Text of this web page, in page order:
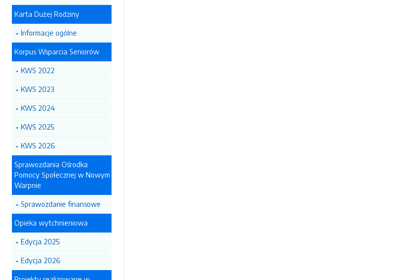
Karta Dużej Rodziny
Informacje ogólne
Korpus Wsparcia Seniorów
KWS 2022
KWS 2023
KWS 2024
KWS 2025
KWS 2026
Sprawozdania Ośrodka
Pomocy Społecznej w Nowym
Warpnie
Sprawozdanie finansowe
Opieka wytchnieniowa
Edycja 2025
Edycja 2026